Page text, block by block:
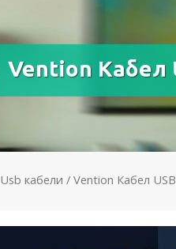
Vention Кабел
Usb кабели / Vention Кабел